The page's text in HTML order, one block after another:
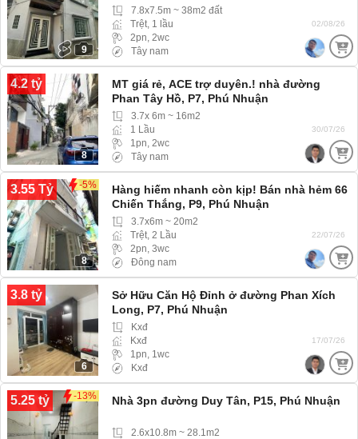
9
7.8x7.5m ~ 38m2 đất
Trệt, 1 lầu
2pn, 2wc
Tây nam
02/08/26
4.2 tỷ
8
MT giá rẻ, ACE trợ duyên.! nhà đường
Phan Tây Hồ, P7, Phú Nhuận
3.7x 6m ~ 16m2
1 Lầu
1pn, 2wc
Tây nam
30/07/26
3.55 Tỷ -5%
8
Hàng hiếm nhanh còn kịp! Bán nhà hẻm 66
Chiến Thắng, P9, Phú Nhuận
3.7x6m ~ 20m2
Trệt, 2 Lầu
2pn, 3wc
Đông nam
22/07/26
3.8 tỷ
6
Sở Hữu Căn Hộ Đỉnh ở đường Phan Xích
Long, P7, Phú Nhuận
Kxđ
Kxđ
1pn, 1wc
Kxđ
17/07/26
5.25 tỷ -13% Nhà 3pn đường Duy Tân, P15, Phú Nhuận
2.6x10.8m ~ 28.1m2